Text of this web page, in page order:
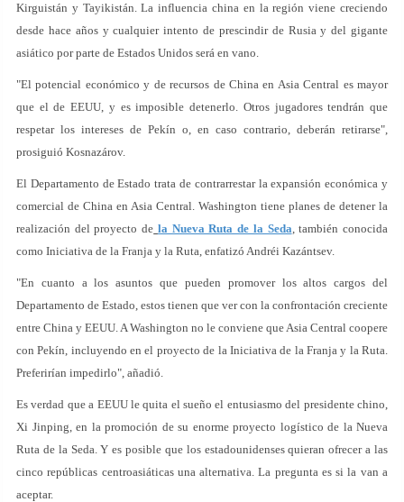
Kirguistán y Tayikistán. La influencia china en la región viene creciendo
desde hace años y cualquier intento de prescindir de Rusia y del gigante
asiático por parte de Estados Unidos será en vano.
"El potencial económico y de recursos de China en Asia Central es mayor
que el de EEUU, y es imposible detenerlo. Otros jugadores tendrán que
respetar los intereses de Pekín o, en caso contrario, deberán retirarse",
prosiguió Kosnazárov.
El Departamento de Estado trata de contrarrestar la expansión económica y
comercial de China en Asia Central. Washington tiene planes de detener la
realización del proyecto de la Nueva Ruta de la Seda, también conocida
como Iniciativa de la Franja y la Ruta, enfatizó Andréi Kazántsev.
"En cuanto a los asuntos que pueden promover los altos cargos del
Departamento de Estado, estos tienen que ver con la confrontación creciente
entre China y EEUU. A Washington no le conviene que Asia Central coopere
con Pekín, incluyendo en el proyecto de la Iniciativa de la Franja y la Ruta.
Preferirían impedirlo", añadió.
Es verdad que a EEUU le quita el sueño el entusiasmo del presidente chino,
Xi Jinping, en la promoción de su enorme proyecto logístico de la Nueva
Ruta de la Seda. Y es posible que los estadounidenses quieran ofrecer a las
cinco repúblicas centroasiáticas una alternativa. La pregunta es si la van a
aceptar.